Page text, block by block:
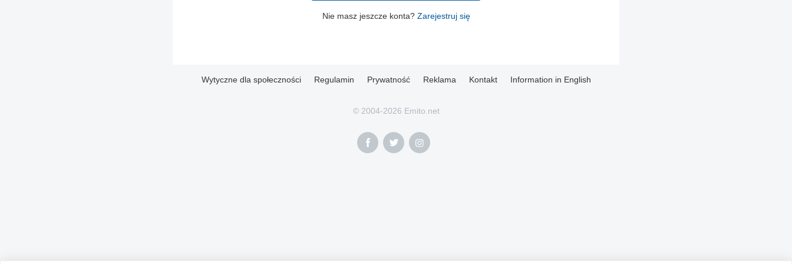
Nie masz jeszcze konta? Zarejestruj się
Wytyczne dla społeczności Regulamin Prywatność Reklama Kontakt Information in English
© 2004-2026 Emito.net